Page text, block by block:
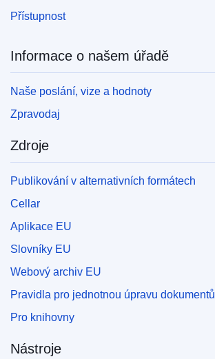
Přístupnost
Informace o našem úřadě
Naše poslání, vize a hodnoty
Zpravodaj
Zdroje
Publikování v alternativních formátech
Cellar
Aplikace EU
Slovníky EU
Webový archiv EU
Pravidla pro jednotnou úpravu dokumentů
Pro knihovny
Nástroje